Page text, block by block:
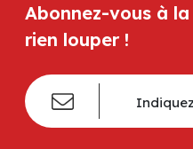
Abonnez-vous à
rien louper !